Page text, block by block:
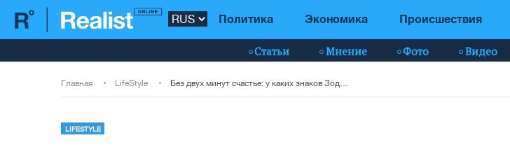
Политика Экономика Происшествия
Статьи Мнение Фото Видео
Главная LifeStyle
LIFESTYLE